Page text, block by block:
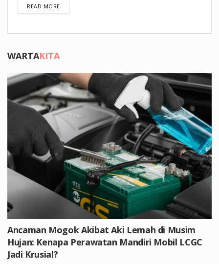
READ MOREDETAILS
WARTAKITA
Ancaman Mogok Akibat Aki Lemah di Musim
Hujan: Kenapa Perawatan Mandiri Mobil LCGC
Jadi Krusial?